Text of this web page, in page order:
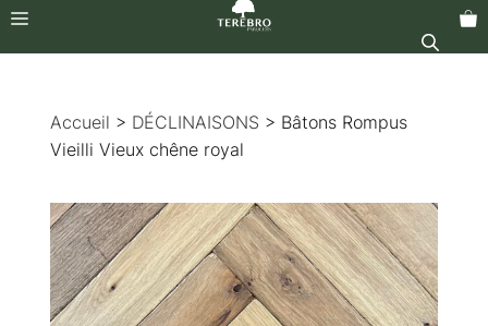
contenu
Menu
Accueil > DÉCLINAISONS > Bâtons Rompus
Vieilli Vieux chêne royal